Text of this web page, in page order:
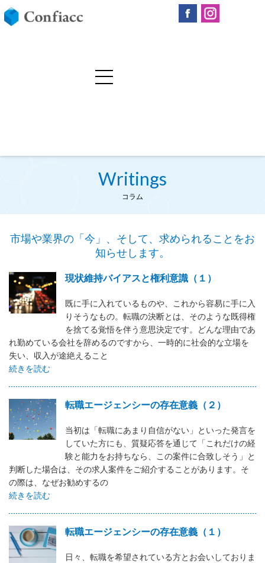
Writings
コラム
市場や業界の「今」、そして、求められることをお
知らせします。
現状維持バイアスと権利意識（１）
既に手に入れているものや、これから容易に手に入
りそうなもの。転職の決断とは、そのような既得権
を捨てる覚悟を伴う意思決定です。どんな理由であ
れ勤めている会社を辞めるのですから、一時的に社会的な立場を
失い、収入が途絶えること
続きを読む
転職エージェンシーの存在意義（２）
当初は「転職にあまり自信がない」といった発言を
していた方にも、質疑応答を通じて「これだけの経
験と能力をお持ちなら、この案件に合致しそう」と
判断した場合は、その求人案件をご紹介することがあります。そ
の際は、なぜお勧めするの
続きを読む
転職エージェンシーの存在意義（１）
日々、転職を希望されている方とお会いしておりま